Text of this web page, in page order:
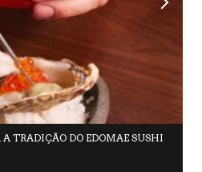
TRADIÇÃO DO EDOMAE SUSHI